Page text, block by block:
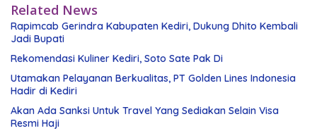
Related News
Rapimcab Gerindra Kabupaten Kediri, Dukung Dhito Kembali
Jadi Bupati
Rekomendasi Kuliner Kediri, Soto Sate Pak Di
Utamakan Pelayanan Berkualitas, PT Golden Lines Indonesia
Hadir di Kediri
Akan Ada Sanksi Untuk Travel Yang Sediakan Selain Visa
Resmi Haji